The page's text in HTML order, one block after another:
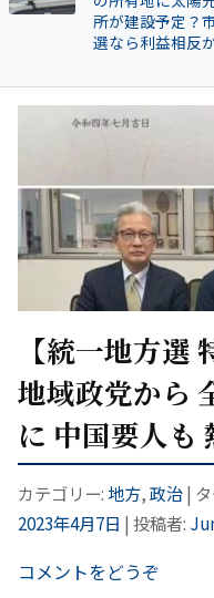
遺棄事件が影響
も
【統一地方選
地域政党から
に 中国要人も
カテゴリー: 地方,政治|
2023年4月7日 | 投稿者:
コメントをどうぞ